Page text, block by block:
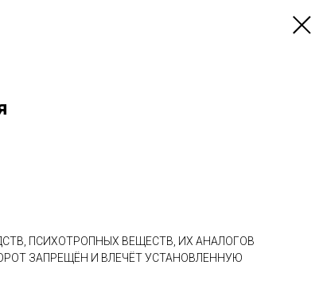
ПСИХОТРОПНЫХ ВЕЩЕСТВ, ИХ АНАЛОГОВ
ЗАПРЕЩЁН И ВЛЕЧЁТ УСТАНОВЛЕННУЮ